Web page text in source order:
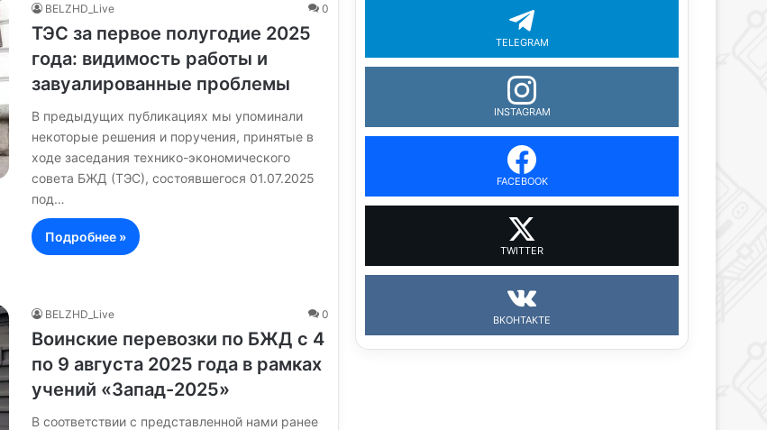
BELZHD_Live 0
ТЭС за первое полугодие 2025
года: видимость работы и
завуалированные проблемы
В предыдущих публикациях мы упоминали
некоторые решения и поручения, принятые в
ходе заседания технико-экономического
совета БЖД (ТЭС), состоявшегося 01.07.2025
под…
Подробнее »
BELZHD_Live 0
Воинские перевозки по БЖД с 4
по 9 августа 2025 года в рамках
учений «Запад-2025»
В соответствии с представленной нами ранее
TELEGRAM
INSTAGRAM
FACEBOOK
TWITTER
ВКОНТАКТЕ